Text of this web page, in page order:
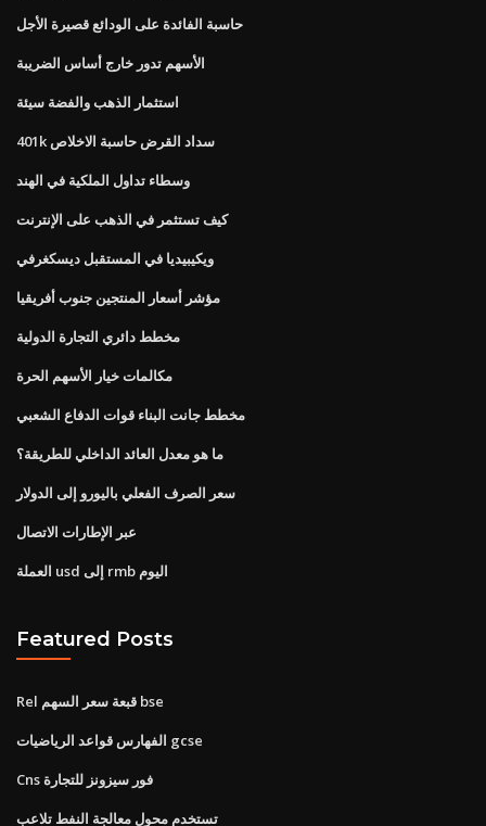
حاسبة الفائدة على الودائع قصيرة الأجل
الأسهم تدور خارج أساس الضريبة
استثمار الذهب والفضة سيئة
401k سداد القرض حاسبة الاخلاص
وسطاء تداول الملكية في الهند
كيف تستثمر في الذهب على الإنترنت
ويكيبيديا في المستقبل ديسكغرفي
مؤشر أسعار المنتجين جنوب أفريقيا
مخطط دائري التجارة الدولية
مكالمات خيار الأسهم الحرة
مخطط جانت البناء قوات الدفاع الشعبي
ما هو معدل العائد الداخلي للطريقة؟
سعر الصرف الفعلي باليورو إلى الدولار
عبر الإطارات الاتصال
العملة usd إلى rmb اليوم
Featured Posts
Rel قبعة سعر السهم bse
الفهارس قواعد الرياضيات gcse
Cns فور سيزونز للتجارة
تستخدم محول معالجة النفط تلاعب